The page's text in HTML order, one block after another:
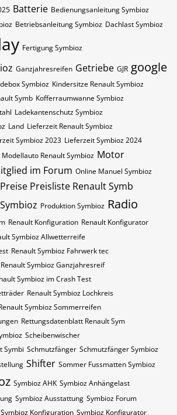
Batterie Bedienungsanleitung Symbioz
Betriebsanleitung Symbioz Dachlast Symbioz
Fertigung Symbioz
Ganzjahresreifen Getriebe GJR google
Symbioz Kindersitze Renault Symbioz
Symb Kofferraumwanne Symbioz
Ladekantenschutz Symbioz
Land Lieferzeit Renault Symbioz
Symbioz 2023 Lieferzeit Symbioz 2024
Modellauto Renault Symbioz Motor
im Forum Online Manuel Symbioz
Preise Preisliste Renault Symb
Produktion Symbioz Radio
Renault Konfiguration Renault Konfigurator
Symbioz Allwetterreife
Renault Symbioz Fahrwerk tec
Renault Symbioz Ganzjahresreif
Symbioz im Crash Test
Renault Symbioz Lochkreis
Symbioz Sommerreifen
Rettungsdatenblatt Renault Sym
Scheibenwischer
Symbi Schmutzfänger Schmutzfänger Symbioz
Shifter Sommer Fussmatten Symbioz
Symbioz AHK Symbioz Anhängelast
Symbioz Ausstattung Symbioz Forum
Symbioz Konfiguration Symbioz Konfigurator